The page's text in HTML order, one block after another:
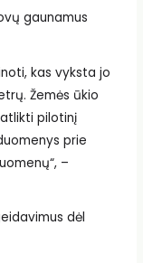
gaunamus
kas vyksta jo
Žemės ūkio
pilotinį
prie
–
dėl